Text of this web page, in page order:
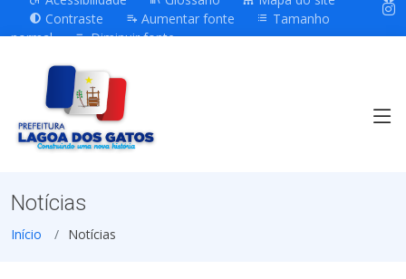
Contraste
Aumentar fonte
Tamanho
normal
Diminuir fonte
Notícias
Início Notícias